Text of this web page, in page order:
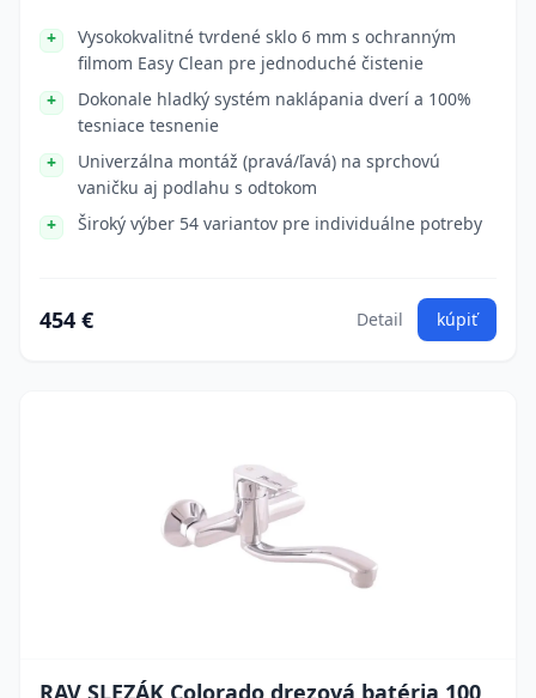
Vysokokvalitné tvrdené sklo 6 mm s ochranným
filmom Easy Clean pre jednoduché čistenie
Dokonale hladký systém naklápania dverí a 100%
tesniace tesnenie
Univerzálna montáž (pravá/ľavá) na sprchovú
vaničku aj podlahu s odtokom
Široký výber 54 variantov pre individuálne potreby
454 € Detail kúpiť
RAV SLEZÁK Colorado drezová batéria 100